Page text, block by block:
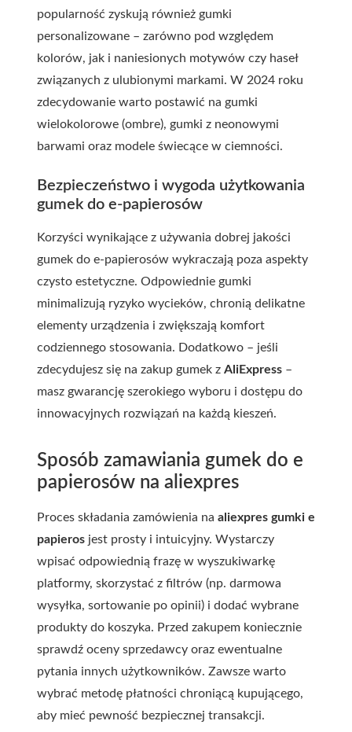
popularność zyskują również gumki
personalizowane – zarówno pod względem
kolorów, jak i naniesionych motywów czy haseł
związanych z ulubionymi markami. W 2024 roku
zdecydowanie warto postawić na gumki
wielokolorowe (ombre), gumki z neonowymi
barwami oraz modele świecące w ciemności.
Bezpieczeństwo i wygoda użytkowania
gumek do e-papierosów
Korzyści wynikające z używania dobrej jakości
gumek do e-papierosów wykraczają poza aspekty
czysto estetyczne. Odpowiednie gumki
minimalizują ryzyko wycieków, chronią delikatne
elementy urządzenia i zwiększają komfort
codziennego stosowania. Dodatkowo – jeśli
zdecydujesz się na zakup gumek z AliExpress –
masz gwarancję szerokiego wyboru i dostępu do
innowacyjnych rozwiązań na każdą kieszeń.
Sposób zamawiania gumek do e
papierosów na aliexpres
Proces składania zamówienia na aliexpres gumki e
papieros jest prosty i intuicyjny. Wystarczy
wpisać odpowiednią frazę w wyszukiwarkę
platformy, skorzystać z filtrów (np. darmowa
wysyłka, sortowanie po opinii) i dodać wybrane
produkty do koszyka. Przed zakupem koniecznie
sprawdź oceny sprzedawcy oraz ewentualne
pytania innych użytkowników. Zawsze warto
wybrać metodę płatności chroniącą kupującego,
aby mieć pewność bezpiecznej transakcji.